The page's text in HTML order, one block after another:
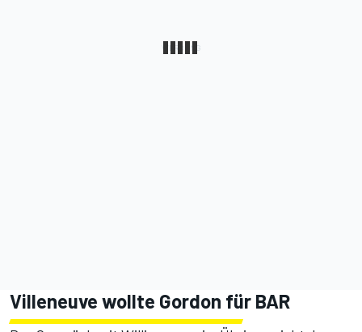
Villeneuve wollte Gordon für BAR